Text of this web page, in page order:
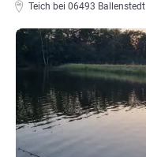
Teich bei 06493 Ballenstedt